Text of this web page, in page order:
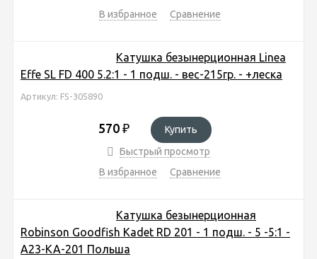
В избранное
Сравнение
Катушка безынерционная Linea
Effe SL FD 400 5.2:1 - 1 подш. - вес-215гр. - +леска
Артикул: FS-305890
570 ₽
Купить
Быстрый просмотр
В избранное
Сравнение
Катушка безынерционная
Robinson Goodfish Kadet RD 201 - 1 подш. - 5 -5:1 -
A23-KA-201 Польша